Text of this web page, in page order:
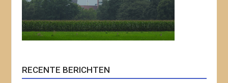
RECENTE BERICHTEN